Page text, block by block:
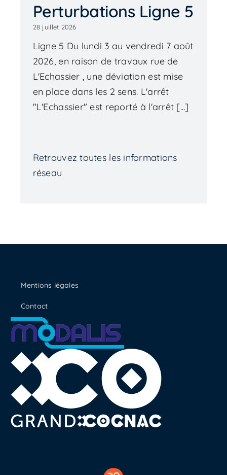
Perturbations Ligne 5
28 juillet 2026
Ligne 5 Du lundi 3 au vendredi 7 août
2026, en raison de travaux rue de
L'Echassier , une déviation est mise
en place dans les 2 sens. L'arrêt
"L'Echassier" est reporté à l'arrêt [...]
Retrouvez toutes les informations
réseau
Mentions légales
Contact